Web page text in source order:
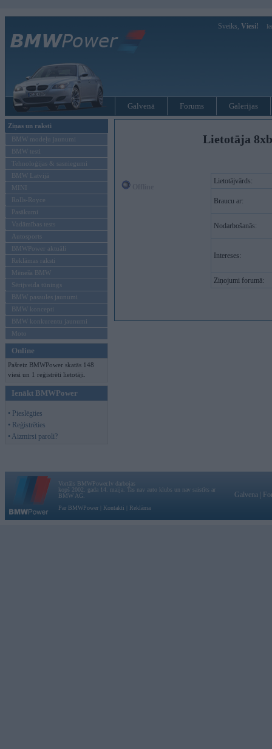
Sveiks, Viesi!
Galvenā Forums Galerijas
Ziņas un raksti
BMW modeļu jaunumi
BMW testi
Tehnoloģijas & sasniegumi
BMW Latvijā
MINI
Rolls-Royce
Pasākumi
Vadāmības tests
Autosports
BMWPower aktuāli
Reklāmas raksti
Mēneša BMW
Sērijveida tūnings
BMW pasaules jaunumi
BMW koncepti
BMW konkurentu jaunumi
Moto
Online
Pašreiz BMWPower skatās 148
viesi un 1 reģistrēti lietotāji.
Ienākt BMWPower
• Pieslēgties
• Reģistrēties
• Aizmirsi paroli?
Lietotāja
Lietotājvārds:
Braucu ar:
Nodarbošanās:
Intereses:
Ziņojumi forumā:
Vortāls BMWPower.lv darbojas
kopš 2002. gada 14. maija. Tas nav auto klubs un nav saistīts ar
BMW AG.
Par BMWPower
Kontakti Reklāma
Galvena